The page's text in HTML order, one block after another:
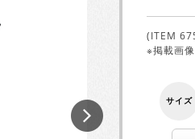
(ITEM
※掲載画
サイズ